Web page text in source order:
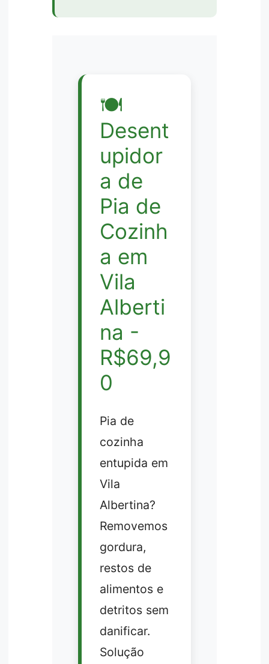
🍽️
Desent
upidor
a de
Pia de
Cozinh
a em
Vila
Alberti
na -
R$69,9
0
Pia de
cozinha
entupida em
Vila
Albertina?
Removemos
gordura,
restos de
alimentos e
detritos sem
danificar.
Solução